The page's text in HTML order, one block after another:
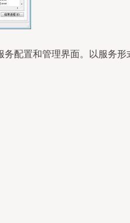
配置和管理界面。以服务